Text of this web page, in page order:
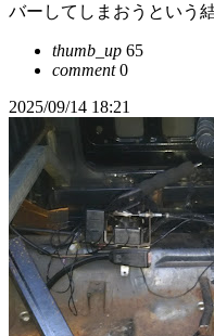
バーしてしまおうという
thumb_up 65
comment0
2025/09/14 18:21